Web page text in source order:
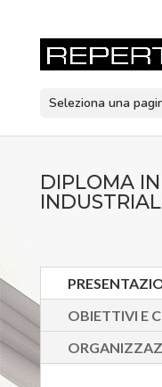
Seleziona una
DIPLOMA
OBIETTIVI E